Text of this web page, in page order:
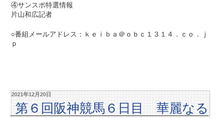
④サンスポ特選情報
片山和広記者
○番組メールアドレス：ｋｅｉｂａ＠ｏｂｃ１３１４．ｃｏ．ｊ
ｐ
2021年12月20日
第６回阪神競馬６日目 華麗なる